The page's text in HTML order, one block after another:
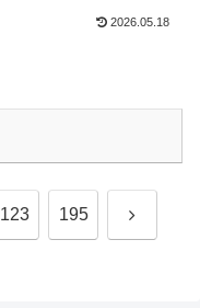
2026.05.18
123 195 次